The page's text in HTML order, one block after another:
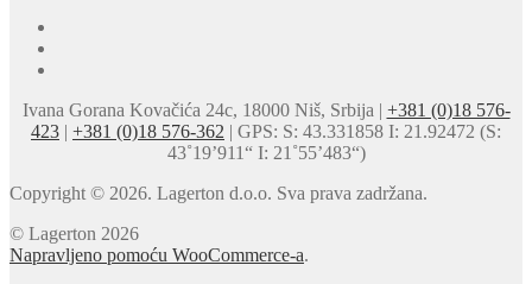
Ivana Gorana Kovačića 24c, 18000 Niš, Srbija | +381 (0)18 576-
423 | +381 (0)18 576-362 | GPS: S: 43.331858 I: 21.92472 (S:
43˚19’911“ I: 21˚55’483“)
Copyright © 2026. Lagerton d.o.o. Sva prava zadržana.
© Lagerton 2026
Napravljeno pomoću WooCommerce-a.